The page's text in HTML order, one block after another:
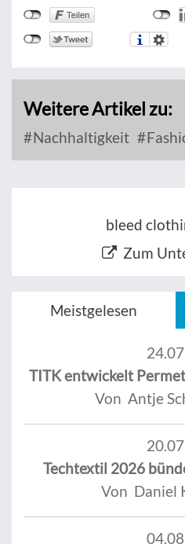
Weitere Artikel zu:
Nachhaltigkeit
bleed
Zum
Meistgelesen
TITK entwickelt
Von Antje
Techtextil 2026
Von Daniel